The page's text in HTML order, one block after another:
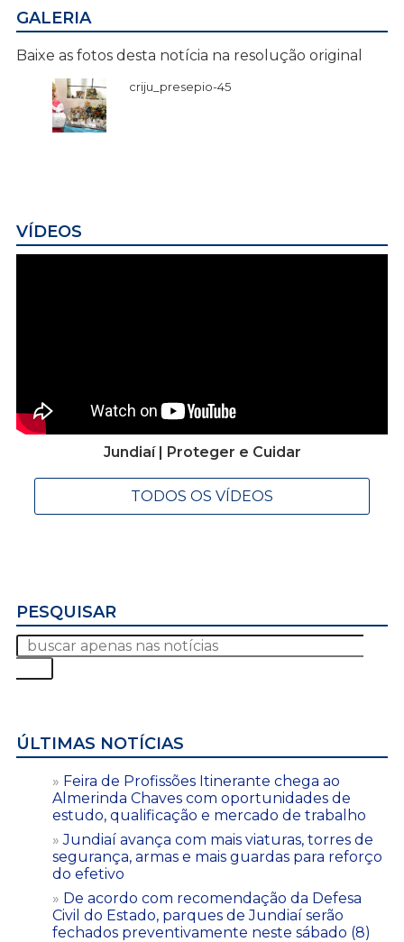
GALERIA
Baixe as fotos desta notícia na resolução original
criju_presepio-45
VÍDEOS
Jundiaí | Proteger e Cuidar
TODOS OS VÍDEOS
PESQUISAR
ÚLTIMAS NOTÍCIAS
Feira de Profissões Itinerante chega ao
Almerinda Chaves com oportunidades de
estudo, qualificação e mercado de trabalho
Jundiaí avança com mais viaturas, torres de
segurança, armas e mais guardas para reforço
do efetivo
De acordo com recomendação da Defesa
Civil do Estado, parques de Jundiaí serão
fechados preventivamente neste sábado (8)